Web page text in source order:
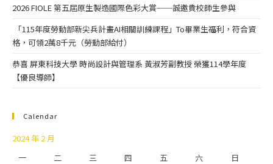
2026 FIOLE 第五屆原生製造國際色彩大賞──誠邀貴校師生參與
「115年度勞動部新尖兵計畫AI相關訓練課程」To畢業生福利，符合資
格，可領2萬8千元（勞動部給付）
恭喜 屏東科技大學 時尚設計與管理系 黃淑芳副教授 榮獲114學年度
【優良導師】
Calendar
2024 年 2 月
一
二 三 四 五 六 日